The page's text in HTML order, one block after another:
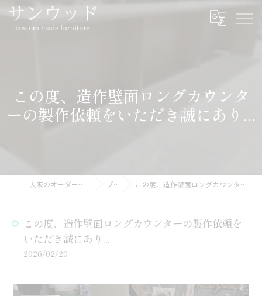
この度、造作壁面ロングカウンタ
ーの製作依頼をいただき誠にあり...
大阪のオーダー家具ならサンウッド ブログ この度、造作壁面ロングカウンターの製作依頼をいただき誠にあり...
この度、造作壁面ロングカウンターの製作依頼を
いただき誠にあり...
2026/02/20